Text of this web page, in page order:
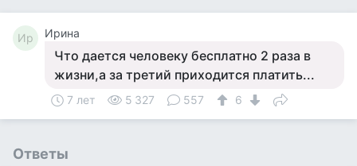
Ир Ирина
Что дается человеку бесплатно 2 раза в
жизни,а за третий приходится платить...
7 лет 5 327 557 6
Ответы